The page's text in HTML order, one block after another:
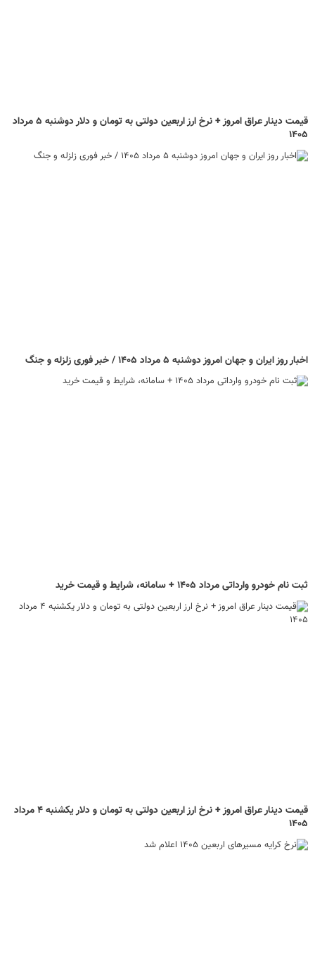
قیمت دینار عراق امروز + نرخ ارز اربعین دولتی به تومان و دلار دوشنبه ۵ مرداد
۱۴۰۵
اخبار روز ایران و جهان امروز دوشنبه ۵ مرداد ۱۴۰۵ / خبر فوری زلزله و جنگ
ثبت نام خودرو وارداتی مرداد ۱۴۰۵ + سامانه، شرایط و قیمت خرید
قیمت دینار عراق امروز + نرخ ارز اربعین دولتی به تومان و دلار یکشنبه ۴ مرداد
۱۴۰۵